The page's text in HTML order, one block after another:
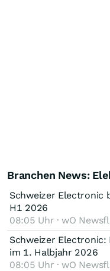
Branchen News:
Schweizer Electronic
H1 2026
08:05 Uhr · wO
Schweizer Electronic:
im 1. Halbjahr 2026
08:05 Uhr · wO